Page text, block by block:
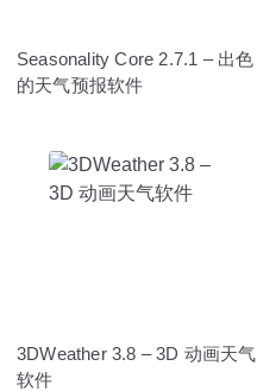
Seasonality Core 2.7.1 – 出色
的天气预报软件
3DWeather 3.8 – 3D 动画天气
软件